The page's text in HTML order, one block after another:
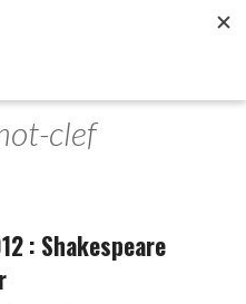
clef
: Shakespeare